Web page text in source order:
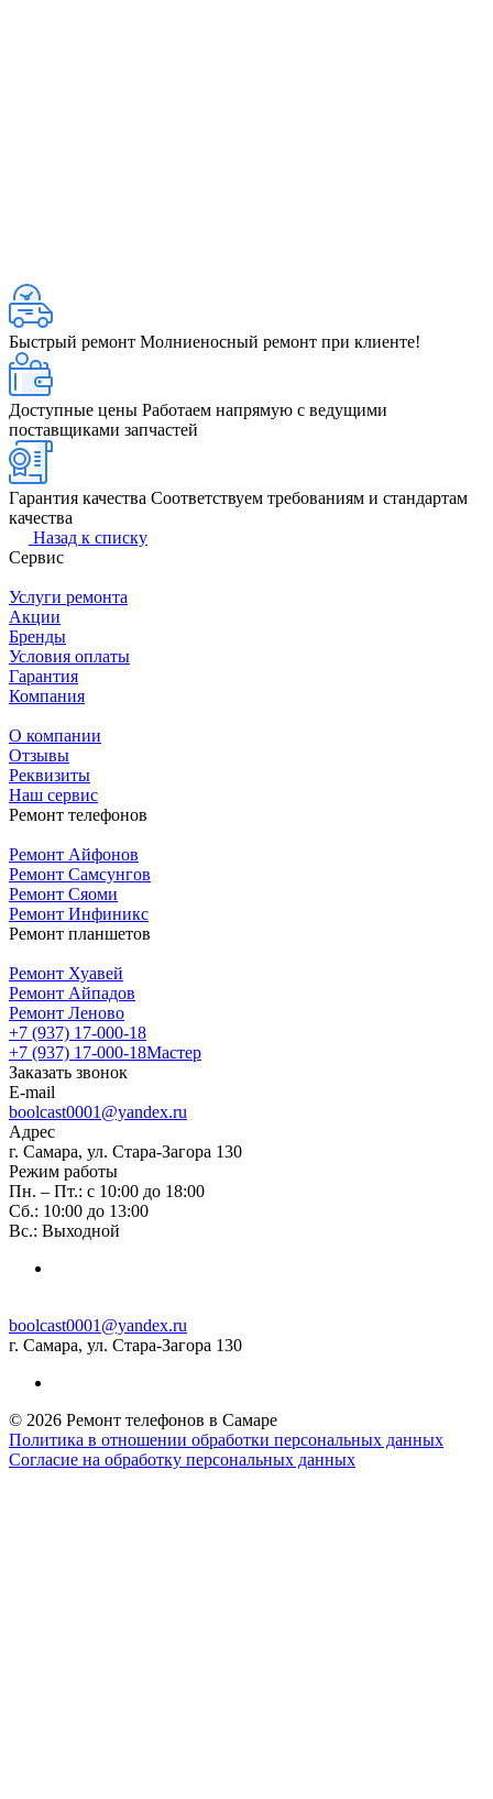
Быстрый ремонт Молниеносный ремонт при клиенте!
Доступные цены Работаем напрямую с ведущими
поставщиками запчастей
Гарантия качества Соответствуем требованиям и стандартам
качества
Назад к списку
Сервис
Услуги ремонта
Акции
Бренды
Условия оплаты
Гарантия
Компания
О компании
Отзывы
Реквизиты
Наш сервис
Ремонт телефонов
Ремонт Айфонов
Ремонт Самсунгов
Ремонт Сяоми
Ремонт Инфиникс
Ремонт планшетов
Ремонт Хуавей
Ремонт Айпадов
Ремонт Леново
+7 (937) 17-000-18
+7 (937) 17-000-18Мастер
Заказать звонок
E-mail
boolcast0001@yandex.ru
Адрес
г. Самара, ул. Стара-Загора 130
Режим работы
Пн. – Пт.: с 10:00 до 18:00
Сб.: 10:00 до 13:00
Вс.: Выходной
boolcast0001@yandex.ru
г. Самара, ул. Стара-Загора 130
© 2026 Ремонт телефонов в Самаре
Политика в отношении обработки персональных данных
Согласие на обработку персональных данных